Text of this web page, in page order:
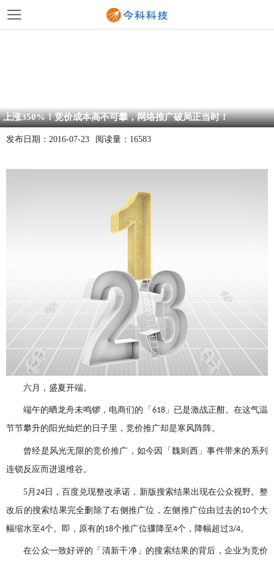
上涨350%！竞价成本高不可攀，网络推广破局正当时！
发布日期： 2016-07-23 阅读量： 16583
六月，盛夏开端。
端午的晒龙舟未鸣锣，电商们的「 618」已是激战正酣。在这气温
节节攀升的阳光灿烂的日子里，竞价推广却是寒风阵阵。
曾经是风光无限的竞价推广，如今因「魏则西」事件带来的系列
连锁反应而进退维谷。
5 月 24日，百度兑现整改承诺，新版搜索结果出现在公众视野。整
改后的搜索结果完全删除了右侧推广位，左侧推广位由过去的10个大
幅缩水至4个。即，原有的18个推广位骤降至4个，降幅超过3/4。
在公众一致好评的「清新干净」的搜索结果的背后，企业为竞价